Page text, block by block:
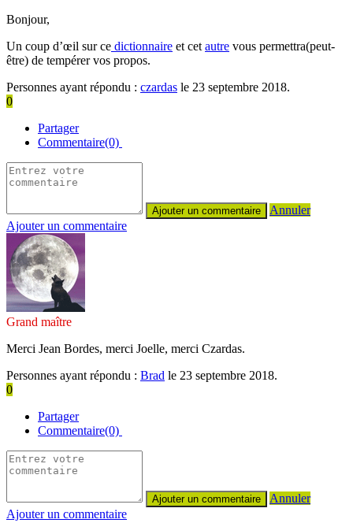
Bonjour,
Un coup d’œil sur ce dictionnaire et cet autre vous permettra(peut-
être) de tempérer vos propos.
Personnes ayant répondu : czardas le 23 septembre 2018.
0
Partager
Commentaire(0)
Annuler
Ajouter un commentaire
Grand maître
Merci Jean Bordes, merci Joelle, merci Czardas.
Personnes ayant répondu : Brad le 23 septembre 2018.
0
Partager
Commentaire(0)
Annuler
Ajouter un commentaire